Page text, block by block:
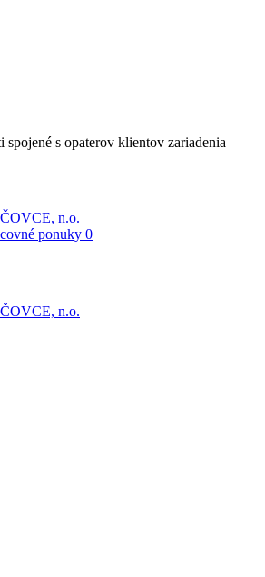
s opaterov klientov zariadenia
n.o.
ponuky 0
n.o.